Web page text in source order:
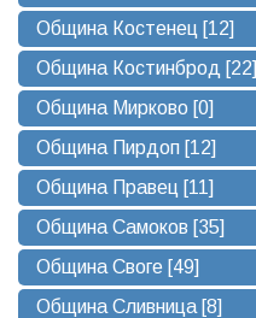
Община Костенец [12]
Община Костинброд [22]
Община Мирково [0]
Община Пирдоп [12]
Община Правец [11]
Община Самоков [35]
Община Своге [49]
Община Сливница [8]